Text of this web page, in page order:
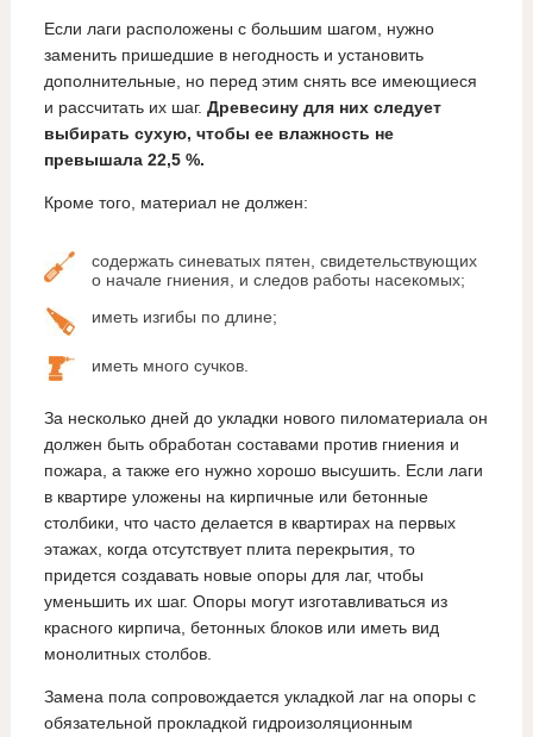
Если лаги расположены с большим шагом, нужно
заменить пришедшие в негодность и установить
дополнительные, но перед этим снять все имеющиеся
и рассчитать их шаг. Древесину для них следует
выбирать сухую, чтобы ее влажность не
превышала 22,5 %.
Кроме того, материал не должен:
содержать синеватых пятен, свидетельствующих
о начале гниения, и следов работы насекомых;
иметь изгибы по длине;
иметь много сучков.
За несколько дней до укладки нового пиломатериала он
должен быть обработан составами против гниения и
пожара, а также его нужно хорошо высушить. Если лаги
в квартире уложены на кирпичные или бетонные
столбики, что часто делается в квартирах на первых
этажах, когда отсутствует плита перекрытия, то
придется создавать новые опоры для лаг, чтобы
уменьшить их шаг. Опоры могут изготавливаться из
красного кирпича, бетонных блоков или иметь вид
монолитных столбов.
Замена пола сопровождается укладкой лаг на опоры с
обязательной прокладкой гидроизоляционным